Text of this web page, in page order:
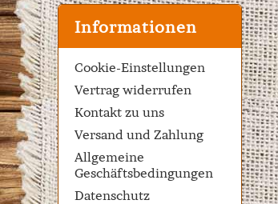
Informationen
Cookie-Einstellungen
Vertrag widerrufen
Kontakt zu uns
Versand und Zahlung
Allgemeine
Geschäftsbedingungen
Datenschutz